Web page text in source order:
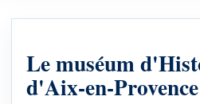
Le muséum
d'Aix-en-Provence